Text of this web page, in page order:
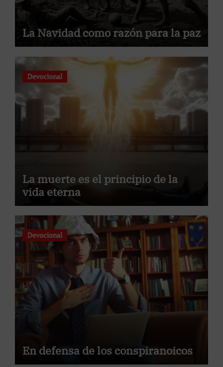
La Navidad como razón para la paz
Devocional
La muerte es el principio de la
vida eterna
Devocional
En defensa de los conspiranoicos